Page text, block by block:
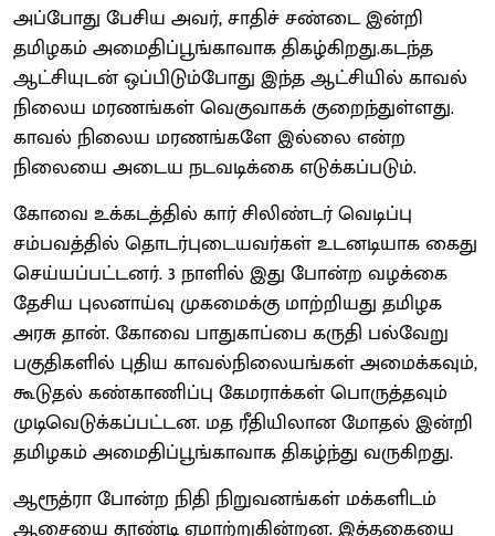
அப்போது பேசிய அவர், சாதிச் சண்டை இன்றி
தமிழகம் அமைதிப்பூங்காவாக திகழ்கிறது.கடந்த
ஆட்சியுடன் ஒப்பிடும்போது இந்த ஆட்சியில் காவல்
நிலைய மரணங்கள் வெகுவாகக் குறைந்துள்ளது.
காவல் நிலைய மரணங்களே இல்லை என்ற
நிலையை அடைய நடவடிக்கை எடுக்கப்படும்.
கோவை உக்கடத்தில் கார் சிலிண்டர் வெடிப்பு
சம்பவத்தில் தொடர்புடையவர்கள் உடனடியாக கைது
செய்யப்பட்டனர். 3 நாளில் இது போன்ற வழக்கை
தேசிய புலனாய்வு முகமைக்கு மாற்றியது தமிழக
அரசு தான். கோவை பாதுகாப்பை கருதி பல்வேறு
பகுதிகளில் புதிய காவல்நிலையங்கள் அமைக்கவும்,
கூடுதல் கண்காணிப்பு கேமராக்கள் பொருத்தவும்
முடிவெடுக்கப்பட்டன. மத ரீதியிலான மோதல் இன்றி
தமிழகம் அமைதிப்பூங்காவாக திகழ்ந்து வருகிறது.
ஆரூத்ரா போன்ற நிதி நிறுவனங்கள் மக்களிடம்
ஆசையை தூண்டி ஏமாற்றுகின்றன. இத்தகையை